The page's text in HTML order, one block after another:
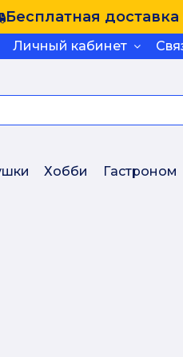
Бесплатная доставка
Личный кабинет
Хобби Гастроном